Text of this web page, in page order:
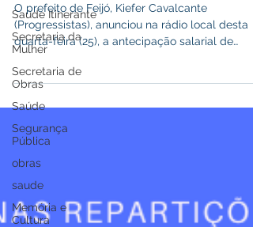
Saúde Itinerante
Secretaria da
Mulher
Secretaria de
Obras
Saúde
Segurança
Pública
obras
saude
Memória e
Cultura
salários dos servidores municipais
O prefeito de Feijó, Kiefer Cavalcante
(Progressistas), anunciou na rádio local desta
quarta-feira (25), a antecipação salarial de
março...